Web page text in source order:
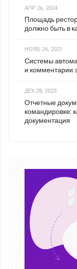
АПР 26, 2024
Площадь
должно быть в
НОЯБ 24, 2021
Системы
и комментарии
ДЕК 28, 2023
Отчетные
командировке:
документация